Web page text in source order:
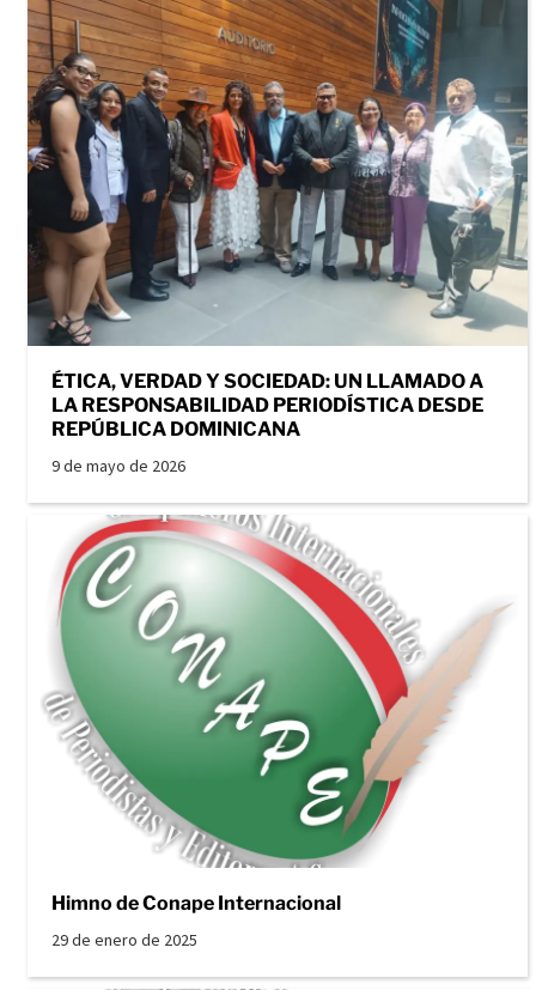
ÉTICA, VERDAD Y SOCIEDAD: UN LLAMADO A
LA RESPONSABILIDAD PERIODÍSTICA DESDE
REPÚBLICA DOMINICANA
9 de mayo de 2026
Himno de Conape Internacional
29 de enero de 2025